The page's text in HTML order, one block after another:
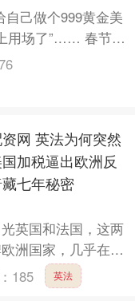
自己做个999黄金美
用场了”…… 春节临
不少人过年....
网 英法为何突然
加税逼出欧洲反
七年秘密
英国和法国，这两
洲国家，几乎在同
年北京网上炒股配
185 英法